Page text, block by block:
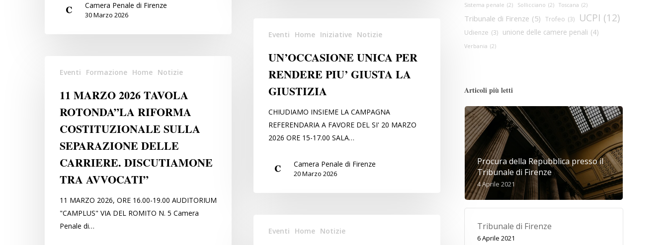
Camera Penale di Firenze
30 Marzo 2026
UNICA
RENDERE
GIUSTA
GIUSTIZIA
Eventi Home Iniziative Notizie
UN’OCCASIONE UNICA PER
RENDERE PIU’ GIUSTA LA
GIUSTIZIA
CHIUDIAMO INSIEME LA CAMPAGNA
REFERENDARIA A FAVORE DEL SI' 20 MARZO
2026 ORE 15-17.00 SALA…
Camera Penale di Firenze
20 Marzo 2026
MARZO
TAVOLA
ROTONDA”LA
RIFORMA
SULLA
SEPARAZIONE
DELLE
DISCUTIAMONE
AVVOCATI”
Eventi Formazione Home Notizie
11 MARZO 2026 TAVOLA
ROTONDA”LA RIFORMA
COSTITUZIONALE SULLA
SEPARAZIONE DELLE
CARRIERE. DISCUTIAMONE
TRA AVVOCATI”
11 MARZO 2026, ORE 16.00-19.00 AUDITORIUM
"CAMPLUS" VIA DEL ROMITO N. 5 Camera
Penale di…
DIBATTITI
Eventi Home Notizie
Sistema penale (2) Sollicciano (2) Toscana (2)
Tribunale di Firenze (5) Trofeo (3) UCPI (12)
Udienze (3) unione delle camere penali (4)
Verbania (2)
Articoli più letti
Procura della Repubblica presso il
Tribunale di Firenze
4 Aprile 2021
Tribunale di Firenze
6 Aprile 2021